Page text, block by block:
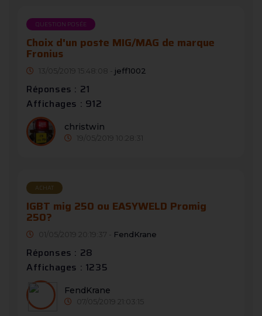
QUESTION POSÉE
Choix d'un poste MIG/MAG de marque
Fronius
13/05/2019 15:48:08 - jeff1002
Réponses : 21
Affichages : 912
christwin
19/05/2019 10:28:31
ACHAT
IGBT mig 250 ou EASYWELD Promig
250?
01/05/2019 20:19:37 - FendKrane
Réponses : 28
Affichages : 1235
FendKrane
07/05/2019 21:03:15